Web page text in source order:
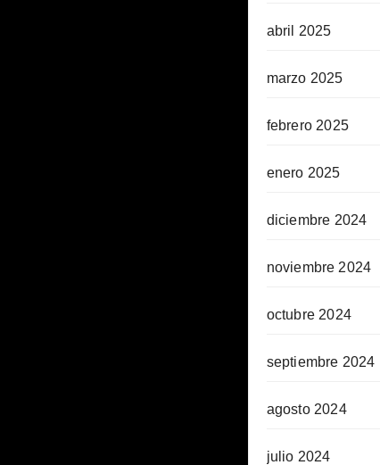
abril 2025
marzo 2025
febrero 2025
enero 2025
diciembre 2024
noviembre 2024
octubre 2024
septiembre 2024
agosto 2024
julio 2024